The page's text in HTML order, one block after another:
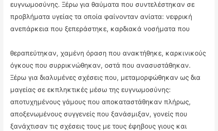
ευγνωμοσύνης. Ξέρω για θαύματα που συντελέστηκαν σε
προβλήματα υγείας τα οποία φαίνονταν ανίατα: νεφρική
ανεπάρκεια που ξεπεράστηκε, καρδιακά νοσήματα που
θεραπεύτηκαν, χαμένη όραση που ανακτήθηκε, καρκινικούς
όγκους που συρρικνώθηκαν, οστά που ανασυστάθηκαν.
Ξέρω για διαλυμένες σχέσεις που, μεταμορφώθηκαν ως δια
μαγείας σε εκπληκτικές μέσω της ευγνωμοσύνης:
αποτυχημένους γάμους που αποκαταστάθηκαν πλήρως,
αποξενωμένους συγγενείς που ξανάσμιξαν, γονείς που
ξανάχτισαν τις σχέσεις τους με τους έφηβους γιους και